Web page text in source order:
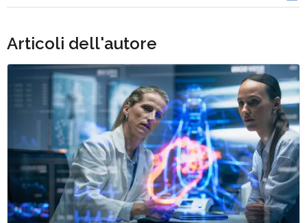
Articoli dell'autore